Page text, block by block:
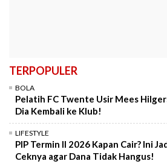
TERPOPULER
BOLA
Pelatih FC Twente Usir Mees
Dia Kembali ke Klub!
LIFESTYLE
PIP Termin II 2026 Kapan Cair? Ini
Ceknya agar Dana Tidak Hangus!